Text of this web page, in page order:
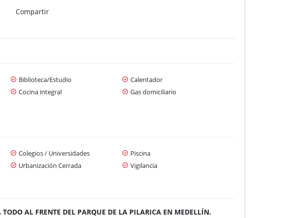
Compartir
Biblioteca/Estudio
Calentador
Cocina integral
Gas domiciliario
Colegios / Universidades
Piscina
Urbanización Cerrada Vigilancia
AL FRENTE DEL PARQUE DE LA PILARICA EN MEDELLÍN.